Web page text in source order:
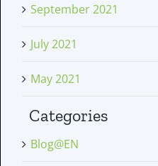
September 2021
July 2021
May 2021
Categories
Blog@EN